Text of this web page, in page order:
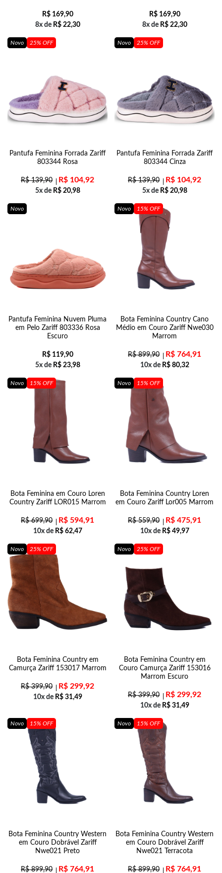
R$169,90
8x de R$22,30
R$169,90
8x de R$22,30
Novo 25% OFF
Pantufa Feminina Forrada Zariff
803344 Rosa
R$139,90 R$ 104,92
5x de R$20,98
Novo 25% OFF
Pantufa Feminina Forrada Zariff
803344 Cinza
R$139,90 R$ 104,92
5x de R$20,98
Novo
Pantufa Feminina Nuvem Pluma
em Pelo Zariff 803336 Rosa
Escuro
R$119,90
5x de R$23,98
Novo 15% OFF
Bota Feminina Country Cano
Médio em Couro Zariff Nwe030
Marrom
R$899,90 R$ 764,91
10x de R$80,32
Novo 15% OFF
Bota Feminina em Couro Loren
Country Zariff LOR015 Marrom
R$699,90 R$ 594,91
10x de R$62,47
Novo 15% OFF
Bota Feminina Country Loren
em Couro Zariff Lor005 Marrom
R$559,90 R$ 475,91
10x de R$49,97
Novo 25% OFF
Bota Feminina Country em
Camurça Zariff 153017 Marrom
R$399,90 R$ 299,92
10x de R$31,49
Novo 25% OFF
Bota Feminina Country em
Couro Camurça Zariff 153016
Marrom Escuro
R$399,90 R$ 299,92
10x de R$31,49
Novo 15% OFF
Bota Feminina Country Western
em Couro Dobrável Zariff
Nwe021 Preto
R$899,90 R$ 764,91
Novo 15% OFF
Bota Feminina Country Western
em Couro Dobrável Zariff
Nwe021 Terracota
R$899,90 R$ 764,91